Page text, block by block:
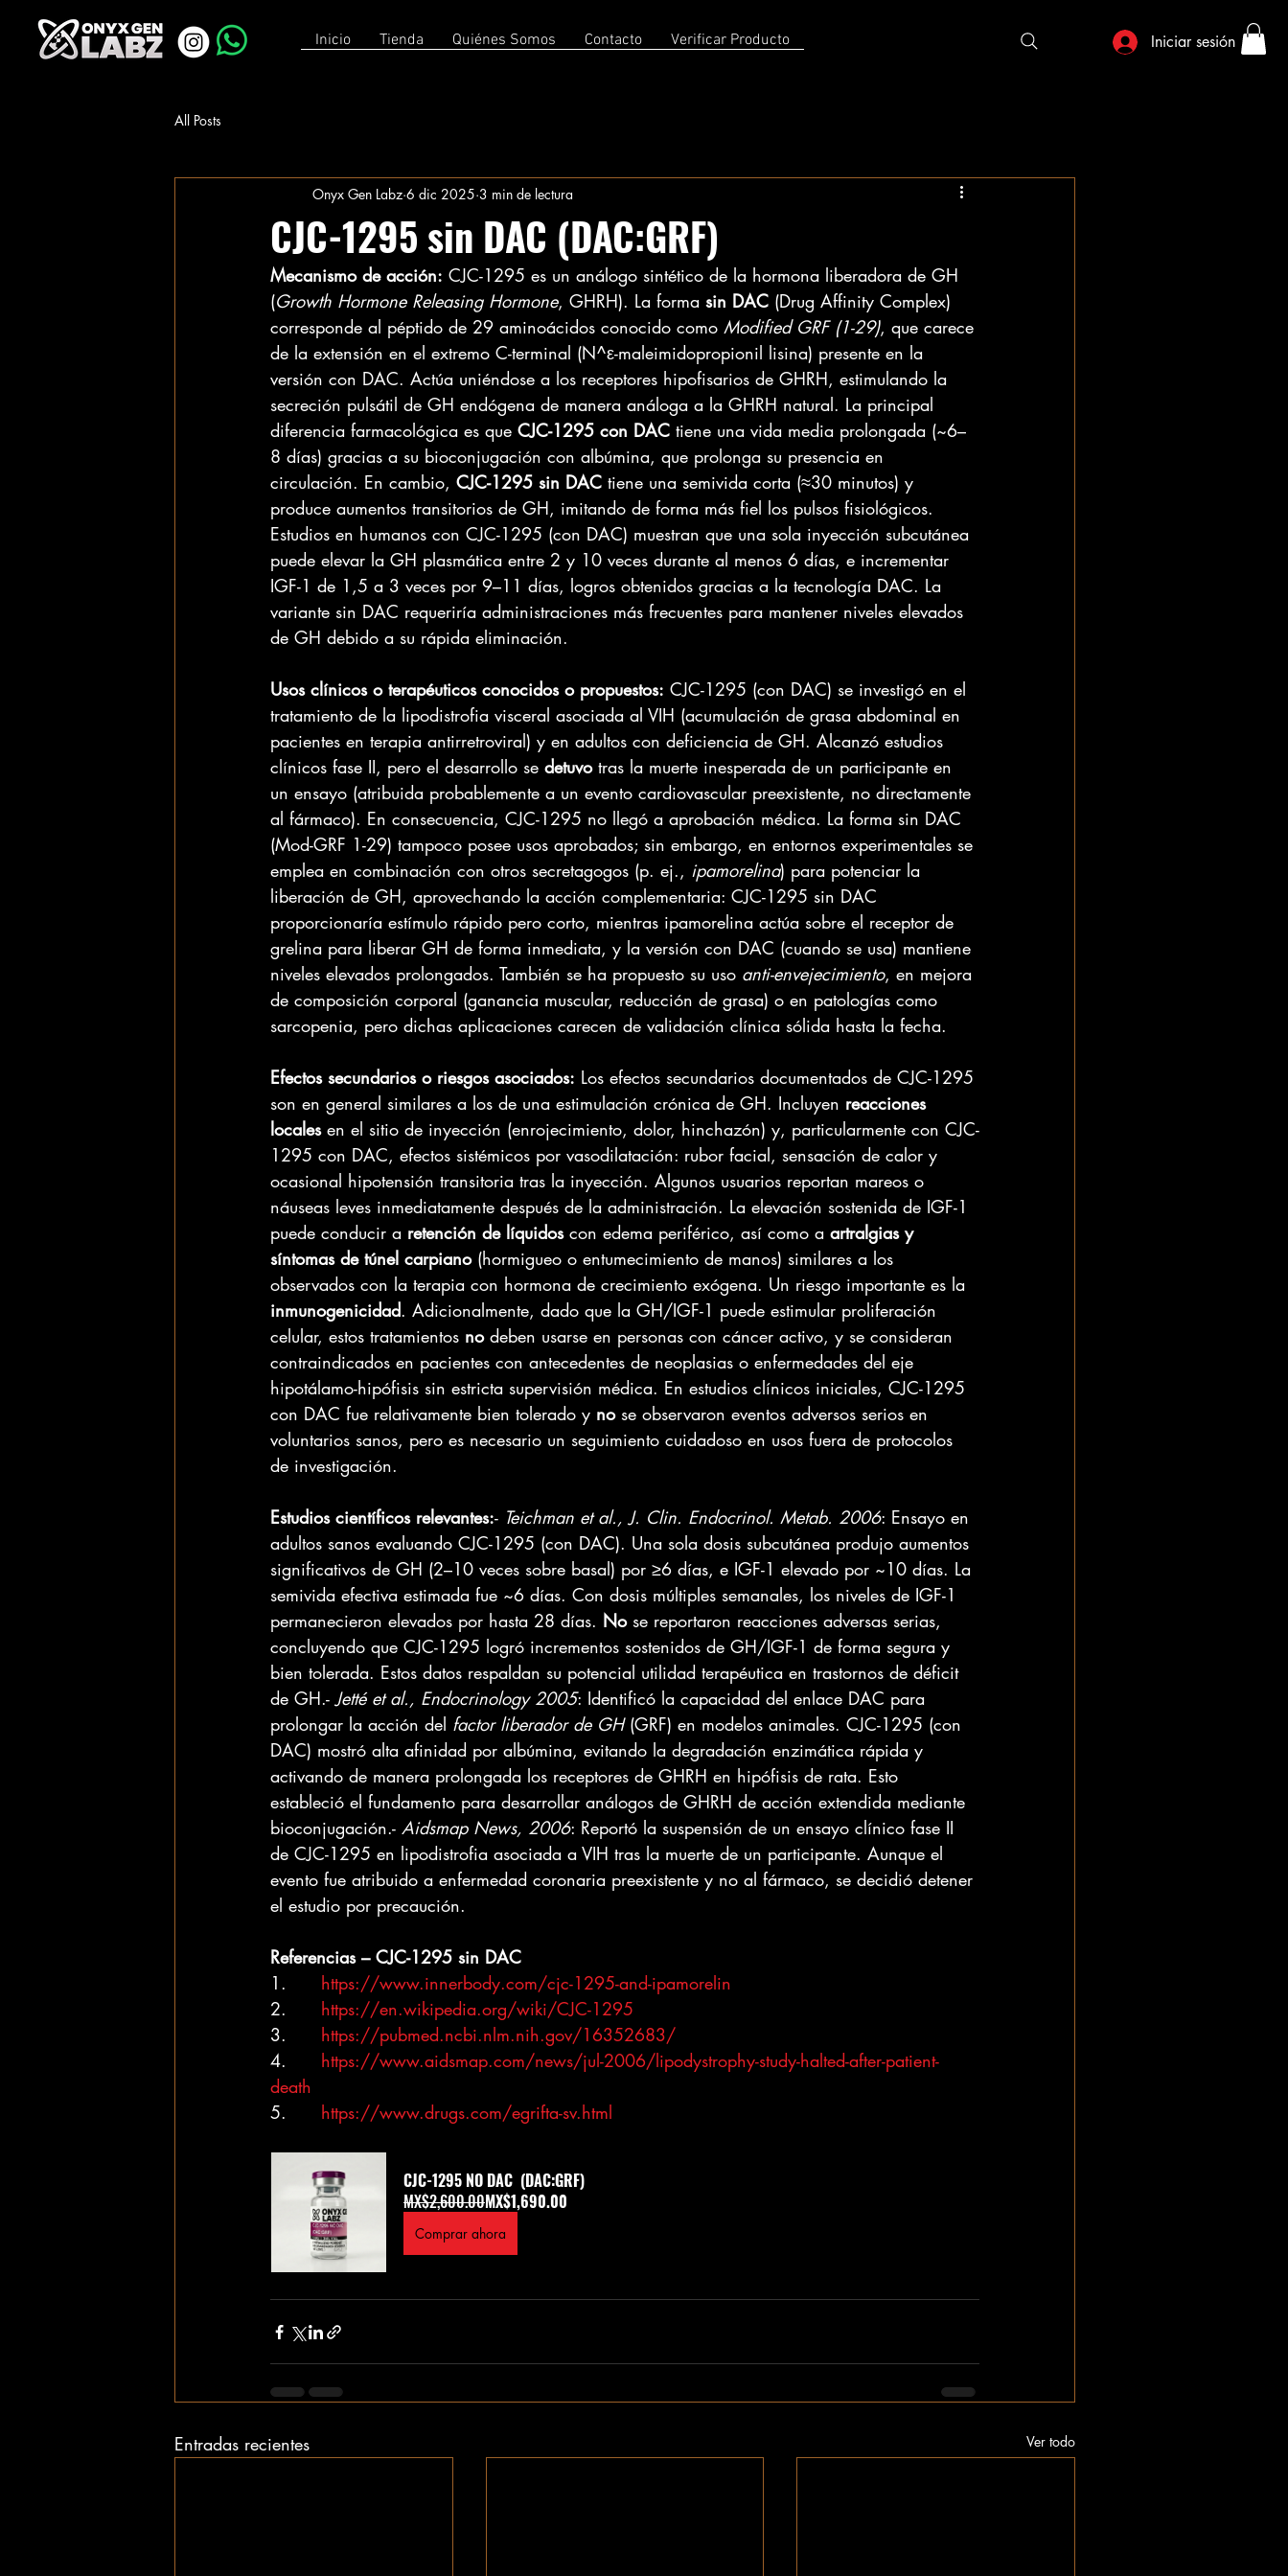
Inicio Tienda Quiénes Somos Contacto Verificar Producto Iniciar sesión
All Posts
CJC-1295 sin DAC (DAC:GRF)
Onyx Gen Labz 6 dic 2025 3 min de lectura
Mecanismo de acción: CJC-1295 es un análogo sintético de la hormona liberadora de GH
(Growth Hormone Releasing Hormone, GHRH). La forma sin DAC (Drug Affinity Complex)
corresponde al péptido de 29 aminoácidos conocido como Modified GRF (1-29), que carece
de la extensión en el extremo C-terminal (N^ε-maleimidopropionil lisina) presente en la
versión con DAC. Actúa uniéndose a los receptores hipofisarios de GHRH, estimulando la
secreción pulsátil de GH endógena de manera análoga a la GHRH natural. La principal
diferencia farmacológica es que CJC-1295 con DAC tiene una vida media prolongada (~6–
8 días) gracias a su bioconjugación con albúmina, que prolonga su presencia en
circulación. En cambio, CJC-1295 sin DAC tiene una semivida corta (≈30 minutos) y
produce aumentos transitorios de GH, imitando de forma más fiel los pulsos fisiológicos.
Estudios en humanos con CJC-1295 (con DAC) muestran que una sola inyección subcutánea
puede elevar la GH plasmática entre 2 y 10 veces durante al menos 6 días, e incrementar
IGF-1 de 1,5 a 3 veces por 9–11 días, logros obtenidos gracias a la tecnología DAC. La
variante sin DAC requeriría administraciones más frecuentes para mantener niveles elevados
de GH debido a su rápida eliminación.
Usos clínicos o terapéuticos conocidos o propuestos: CJC-1295 (con DAC) se investigó en el
tratamiento de la lipodistrofia visceral asociada al VIH (acumulación de grasa abdominal en
pacientes en terapia antirretroviral) y en adultos con deficiencia de GH. Alcanzó estudios
clínicos fase II, pero el desarrollo se detuvo tras la muerte inesperada de un participante en
un ensayo (atribuida probablemente a un evento cardiovascular preexistente, no directamente
al fármaco). En consecuencia, CJC-1295 no llegó a aprobación médica. La forma sin DAC
(Mod-GRF 1-29) tampoco posee usos aprobados; sin embargo, en entornos experimentales se
emplea en combinación con otros secretagogos (p. ej., ipamorelina) para potenciar la
liberación de GH, aprovechando la acción complementaria: CJC-1295 sin DAC
proporcionaría estímulo rápido pero corto, mientras ipamorelina actúa sobre el receptor de
grelina para liberar GH de forma inmediata, y la versión con DAC (cuando se usa) mantiene
niveles elevados prolongados. También se ha propuesto su uso anti-envejecimiento, en mejora
de composición corporal (ganancia muscular, reducción de grasa) o en patologías como
sarcopenia, pero dichas aplicaciones carecen de validación clínica sólida hasta la fecha.
Efectos secundarios o riesgos asociados: Los efectos secundarios documentados de CJC-1295
son en general similares a los de una estimulación crónica de GH. Incluyen reacciones
locales en el sitio de inyección (enrojecimiento, dolor, hinchazón) y, particularmente con CJC-
1295 con DAC, efectos sistémicos por vasodilatación: rubor facial, sensación de calor y
ocasional hipotensión transitoria tras la inyección. Algunos usuarios reportan mareos o
náuseas leves inmediatamente después de la administración. La elevación sostenida de IGF-1
puede conducir a retención de líquidos con edema periférico, así como a artralgias y
síntomas de túnel carpiano (hormigueo o entumecimiento de manos) similares a los
observados con la terapia con hormona de crecimiento exógena. Un riesgo importante es la
inmunogenicidad. Adicionalmente, dado que la GH/IGF-1 puede estimular proliferación
celular, estos tratamientos no deben usarse en personas con cáncer activo, y se consideran
contraindicados en pacientes con antecedentes de neoplasias o enfermedades del eje
hipotálamo-hipófisis sin estricta supervisión médica. En estudios clínicos iniciales, CJC-1295
con DAC fue relativamente bien tolerado y no se observaron eventos adversos serios en
voluntarios sanos, pero es necesario un seguimiento cuidadoso en usos fuera de protocolos
de investigación.
Estudios científicos relevantes:- Teichman et al., J. Clin. Endocrinol. Metab. 2006: Ensayo en
adultos sanos evaluando CJC-1295 (con DAC). Una sola dosis subcutánea produjo aumentos
significativos de GH (2–10 veces sobre basal) por ≥6 días, e IGF-1 elevado por ~10 días. La
semivida efectiva estimada fue ~6 días. Con dosis múltiples semanales, los niveles de IGF-1
permanecieron elevados por hasta 28 días. No se reportaron reacciones adversas serias,
concluyendo que CJC-1295 logró incrementos sostenidos de GH/IGF-1 de forma segura y
bien tolerada. Estos datos respaldan su potencial utilidad terapéutica en trastornos de déficit
de GH.- Jetté et al., Endocrinology 2005: Identificó la capacidad del enlace DAC para
prolongar la acción del factor liberador de GH (GRF) en modelos animales. CJC-1295 (con
DAC) mostró alta afinidad por albúmina, evitando la degradación enzimática rápida y
activando de manera prolongada los receptores de GHRH en hipófisis de rata. Esto
estableció el fundamento para desarrollar análogos de GHRH de acción extendida mediante
bioconjugación.- Aidsmap News, 2006: Reportó la suspensión de un ensayo clínico fase II
de CJC-1295 en lipodistrofia asociada a VIH tras la muerte de un participante. Aunque el
evento fue atribuido a enfermedad coronaria preexistente y no al fármaco, se decidió detener
el estudio por precaución.
Referencias – CJC-1295 sin DAC
1. https://www.innerbody.com/cjc-1295-and-ipamorelin
2. https://en.wikipedia.org/wiki/CJC-1295
3. https://pubmed.ncbi.nlm.nih.gov/16352683/
4. https://www.aidsmap.com/news/jul-2006/lipodystrophy-study-halted-after-patient-
death
5. https://www.drugs.com/egrifta-sv.html
CJC-1295 NO DAC  (DAC:GRF)
MX$2,600.00MX$1,690.00
Comprar ahora
Entradas recientes Ver todo